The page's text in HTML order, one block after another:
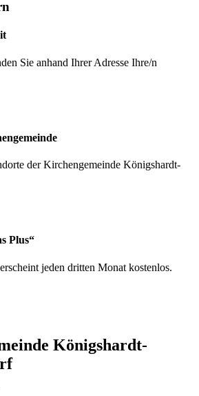
Sie anhand Ihrer Adresse Ihre/n
der Kirchengemeinde Königshardt-
Plus“
jeden dritten Monat kostenlos.
Königshardt-